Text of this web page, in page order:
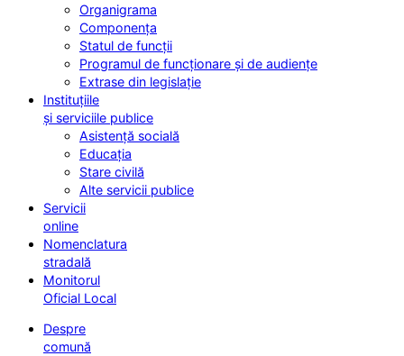
Organigrama
Componența
Statul de funcții
Programul de funcționare și de audiențe
Extrase din legislație
Instituțiile
și serviciile publice
Asistență socială
Educația
Stare civilă
Alte servicii publice
Servicii
online
Nomenclatura
stradală
Monitorul
Oficial Local
Despre
comună